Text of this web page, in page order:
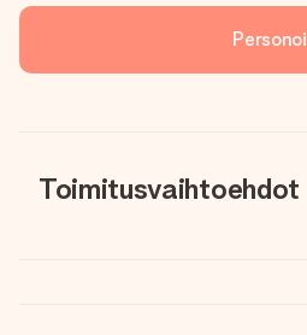
Personoi
Toimitusvaihtoehdot